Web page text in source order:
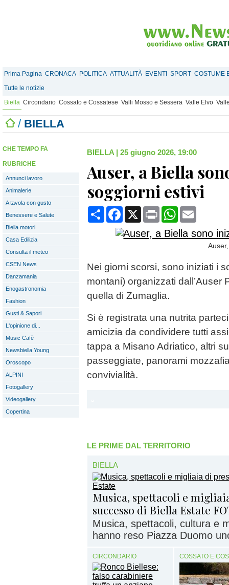
Prima Pagina CRONACA POLITICA ATTUALITÀ EVENTI SPORT COSTUME
Tutte le notizie
Biella Circondario Cossato e Cossatese Valli Mosso e Sessera Valle Elvo
/ BIELLA
CHE TEMPO FA
RUBRICHE
Annunci lavoro
Animalerie
A tavola con gusto
Benessere e Salute
Biella motori
Casa Edilizia
Consulta il meteo
CSEN News
Danzamania
Enogastronomia
Fashion
Gusti & Sapori
L'opinione di...
Music Cafè
Newsbiella Young
Oroscopo
ALPINI
Fotogallery
Videogallery
Copertina
BIELLA | 25 giugno 2026, 19:00
Auser, a Biella
soggiorni estivi
CondividiFacebook
X Print WhatsApp
Nei giorni scorsi, sono iniziati i
montani) organizzati dall’Auser
quella di Zumaglia.
Si è registrata una nutrita
amicizia da condividere tutti
tappa a Misano Adriatico, altri
passeggiate, panorami
convivialità.
LE PRIME DAL TERRITORIO
BIELLA
Musica, spettacoli e
successo di Biella Estate
Musica, spettacoli, cultura e
hanno reso Piazza Duomo
CIRCONDARIO COSSATO E